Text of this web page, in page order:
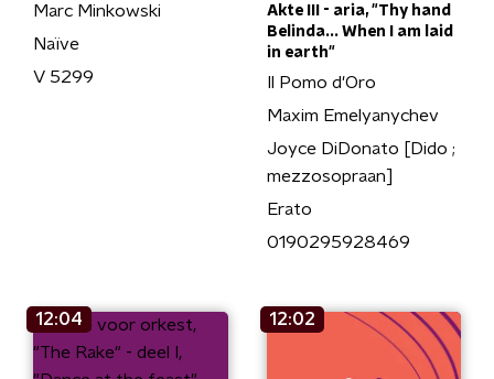
Marc Minkowski
Naïve
V 5299
Akte III - aria, "Thy hand
Belinda... When I am laid
in earth"
Il Pomo d'Oro
Maxim Emelyanychev
Joyce DiDonato [Dido ;
mezzosopraan]
Erato
0190295928469
12:04 12:02